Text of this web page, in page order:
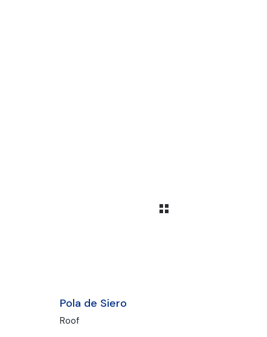
Pola de Siero
Roof